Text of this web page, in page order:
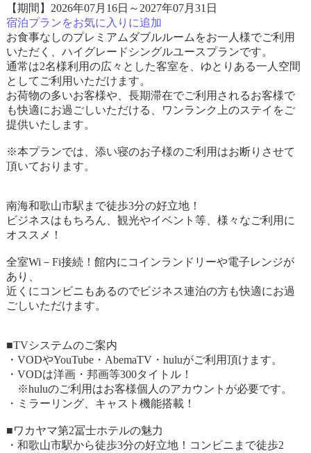
【期間】2026年07月16日～2027年07月31日
宿泊プランをお気に入りに追加
お食事なしのプレミアムダブルルームをお一人様でご利用
いただく、ハイグレードシングルユースプランです。
通常は2名様利用の広々とした客室を、ゆとりある一人空間
としてご利用いただけます。
お荷物の多いお客様や、長期滞在でご利用されるお客様で
も快適にお過ごしいただける、ワンランク上のステイをご
提供いたします。
※本プランでは、添い寝のお子様のご利用はお断りさせて
頂いております。
南海和歌山市駅まで徒歩3分の好立地！
ビジネスはもちろん、観光やイベント等、様々なご利用に
オススメ！
全室Wi－Fi接続！館内にコインランドリーや電子レンジが
あり、
近くにコンビニもあるのでビジネス連泊の方も快適にお過
ごしいただけます。
■TVシステムのご案内
・VODやYouTube・AbemaTV・huluがご利用頂けます。
・VODは洋画・邦画等300タイトル！
※huluのご利用はお客様個人のアカウントが必要です。
・ミラーリング、キャスト機能搭載！
■ワカヤマ第2冨士ホテルの魅力
・和歌山市駅から徒歩3分の好立地！コンビニまで徒歩2